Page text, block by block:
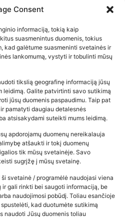
Consent
informaciją, tokią kaip
suasmenintus duomenis, tokius
kad galėtume suasmeninti svetainės ir
lankomumą, vystyti ir tobulinti mūsų
tikslią geografinę informaciją jūsų
leidimą. Galite patvirtinti savo sutikimą
jūsų duomenis paspaudimu. Taip pat
pamatyti daugiau detalesnės
atsisakydami suteikti mums leidimą.
apdorojamų duomenų nereikalauja
atšaukti ir tokį duomenų
tik mūsų svetainėje. Savo
sugrįžę į mūsų svetainę.
svetainė / programėlė naudojasi viena
ir gali rinkti bei saugoti informaciją, be
naudojimosi pobūdį. Toliau esančioje
kad duotumėte sutikimą
naudoti Jūsų duomenis toliau
parduotuvės